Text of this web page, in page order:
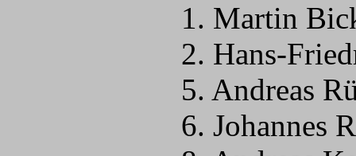
1. Martin
2. Hans-
5. Andreas
6. Johannes